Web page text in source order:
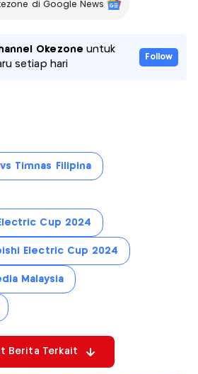
di Google News
Okezone untuk
setiap hari
Follow
Timnas Filipina
Cup 2024
Electric Cup 2024
Malaysia
Berita Terkait